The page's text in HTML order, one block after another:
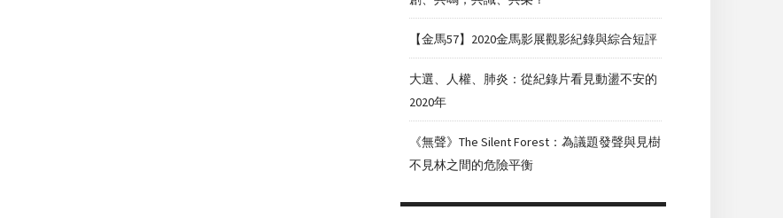
【金馬57】2020金馬影展觀影紀錄與綜合短評
大選、人權、肺炎：從紀錄片看見動盪不安的
2020年
《無聲》The Silent Forest：為議題發聲與見樹
不見林之間的危險平衡